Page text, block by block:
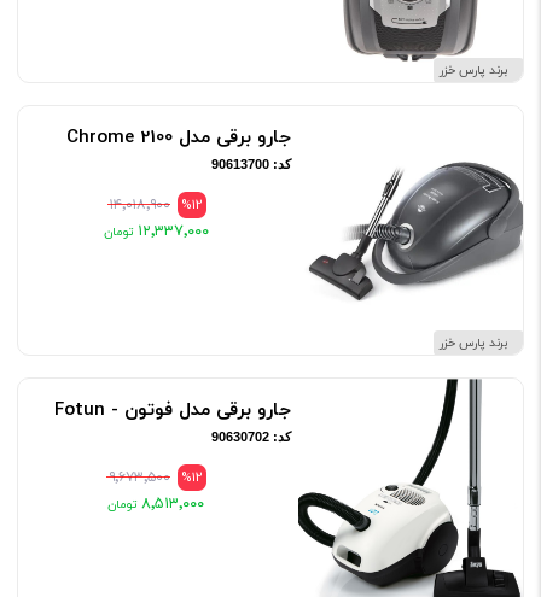
می‌توانید با مشاهده این محصولات در فروشگاه اینترنتی پارس خزر و
باشید. پارس خزر، برند نام آشنای ایرانی برای خانواده های ایرانی است.
برند پارس خزر
برند پارس خزر
جارو برقی مدل 2100 Chrome
کد: 90613700
%12 ۱۴٬۰۱۸٬۹۰۰
۱۲٬۳۳۷٬۰۰۰
جارو برقی مدل فوتون - Fotun
کد: 90630702
%12 ۹٬۶۷۳٬۵۰۰
۸٬۵۱۳٬۰۰۰